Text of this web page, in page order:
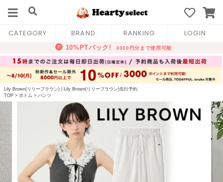
CATEGORY BRAND RANKING LOGIN
Lily Brown(リリーブラウン)
Lily Brown(リリーブラウン)先行予約
TOP > ボトム > パンツ